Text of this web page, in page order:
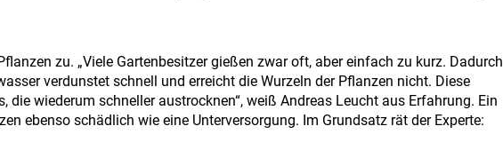
zu. „Viele Gartenbesitzer gießen zwar oft, aber einfach zu kurz. Dadurch
verdunstet schnell und erreicht die Wurzeln der Pflanzen nicht. Diese
die wiederum schneller austrocknen“, weiß Andreas Leucht aus Erfahrung. Ein
ebenso schädlich wie eine Unterversorgung. Im Grundsatz rät der Experte: